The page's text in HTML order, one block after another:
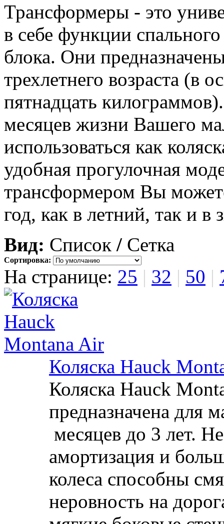
Трансформеры - это
в себе функции
блока. Они
трехлетнего возраста (в
пятнадцать
месяцев жизни Вашего
использоваться как
удобная прогулочная
трансформером Вы
год, как в летний, так и в
Вид: Список / Сетка
Сортировка:
На странице: 25 | 32 | 50 |
Коляска Hauck
Коляска Hauck
предназначена для
месяцев до 3 лет.
амортизация и
колеса способны
неровность на